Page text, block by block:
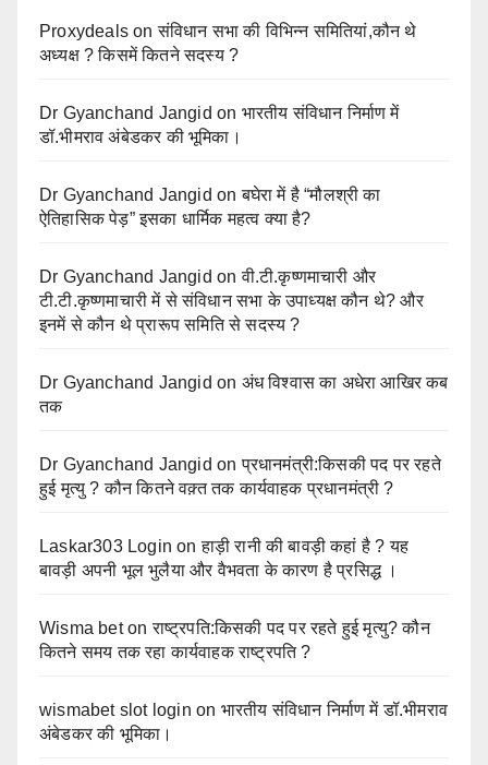
Proxydeals onसंविधान सभा की विभिन्न समितियां,कौन थे
अध्यक्ष ? किसमें कितने सदस्य ?
Dr Gyanchand Jangid on भारतीय संविधान निर्माण में
डॉ.भीमराव अंबेडकर की भूमिका।
Dr Gyanchand Jangid onबघेरा में है “मौलश्री का
ऐतिहासिक पेड़” इसका धार्मिक महत्व क्या है?
Dr Gyanchand Jangid onवी.टी.कृष्णमाचारी और
टी.टी.कृष्णमाचारी में से संविधान सभा के उपाध्यक्ष कौन थे? और
इनमें से कौन थे प्रारूप समिति से सदस्य ?
Dr Gyanchand Jangid on अंध विश्वास का अधेरा आखिर कब
तक
Dr Gyanchand Jangid onप्रधानमंत्री:किसकी पद पर रहते
हुई मृत्यु ? कौन कितने वक़्त तक कार्यवाहक प्रधानमंत्री ?
Laskar303 Login onहाड़ी रानी की बावड़ी कहां है ? यह
बावड़ी अपनी भूल भुलैया और वैभवता के कारण है प्रसिद्ध ।
Wisma betonराष्ट्रपति:किसकी पद पर रहते हुई मृत्यु? कौन
कितने समय तक रहा कार्यवाहक राष्ट्रपति ?
wismabet slot login on भारतीय संविधान निर्माण में डॉ.भीमराव
अंबेडकर की भूमिका।